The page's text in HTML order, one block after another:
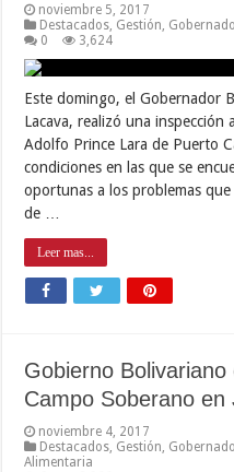
noviembre 5, 2017
Destacados Gestión
0
3,624
Este domingo, el Gobernador
Lacava, realizó una inspección
Adolfo Prince Lara de Puerto
condiciones en las que se
oportunas a los problemas
de …
Leer mas...
Gobierno
Campo Soberano
noviembre 4, 2017
Destacados Gestión
Alimentaria